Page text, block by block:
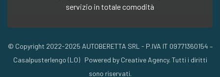
servizio in totale comodità
© Copyright 2022-2025 AUTOBERETTA SRL - P.IVA IT 09771360154 –
Casalpusterlengo (LO) Powered by Creative Agency. Tutti i diritti
sono riservati.